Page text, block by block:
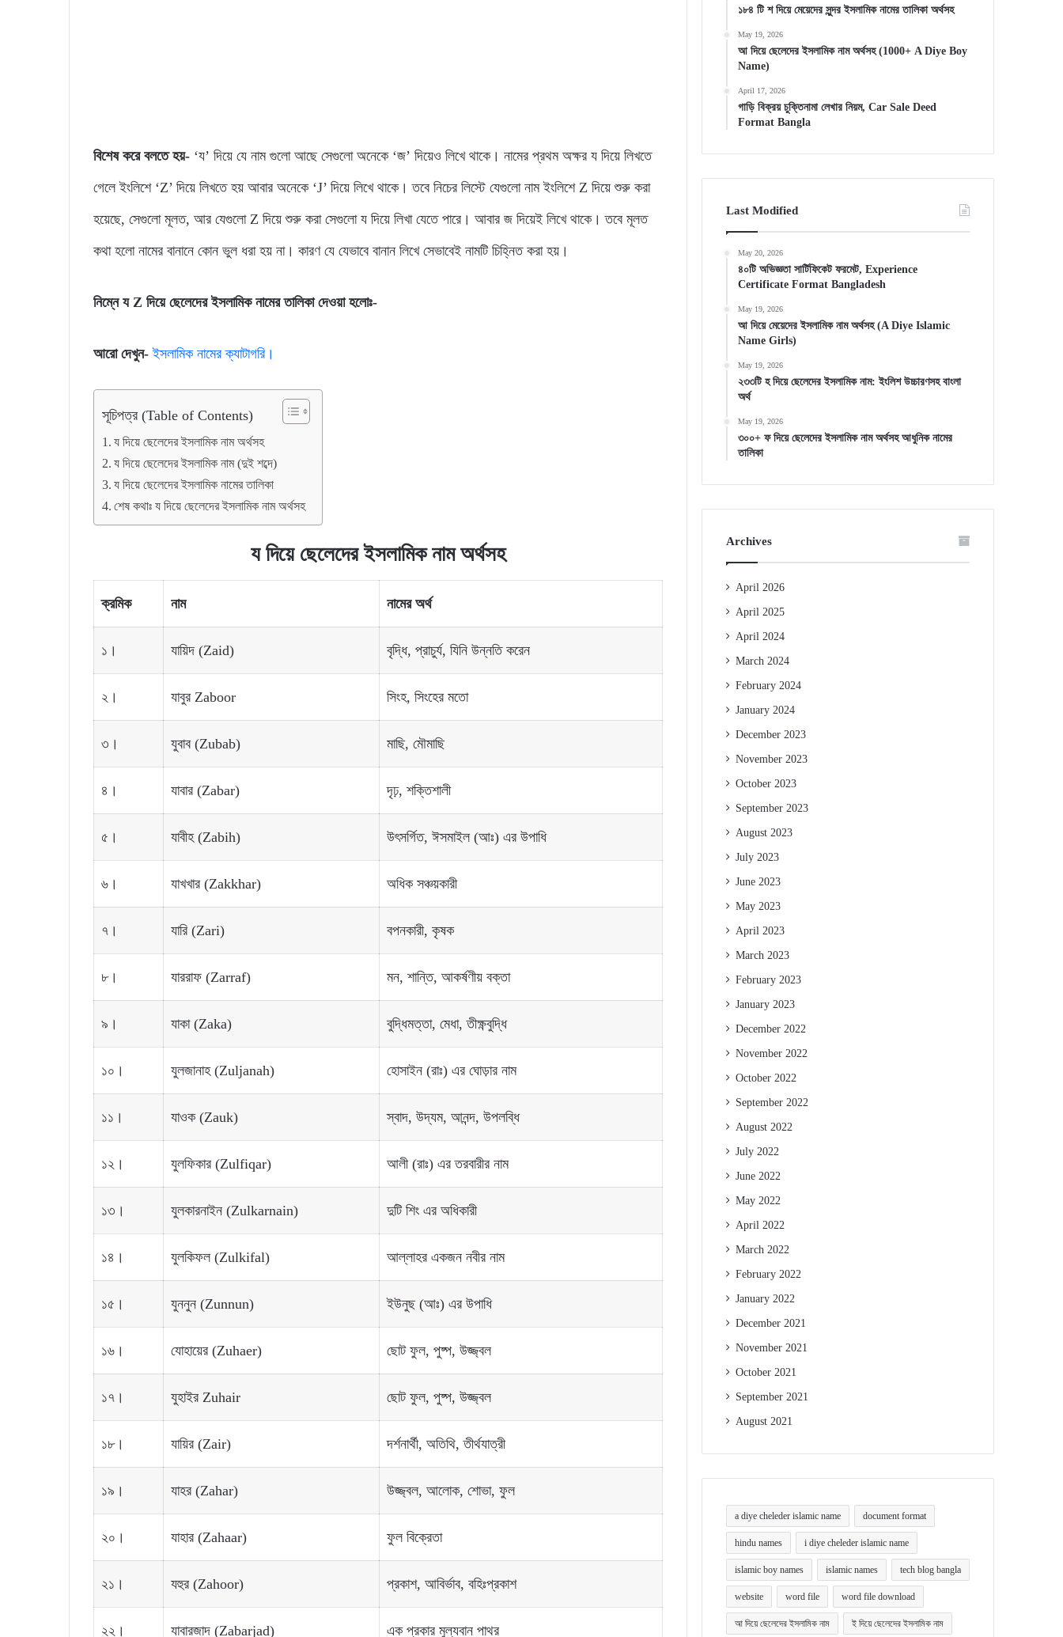
বিশেষ করে বলতে হয়- ‘য’ দিয়ে যে নাম গুলো আছে সেগুলো অনেকে ‘জ’ দিয়েও লিখে থাকে। নামের প্রথম অক্ষর য দিয়ে লিখতে
গেলে ইংলিশে ‘Z’ দিয়ে লিখতে হয় আবার অনেকে ‘J’ দিয়ে লিখে থাকে। তবে নিচের লিস্টে যেগুলো নাম ইংলিশে Z দিয়ে শুরু করা
হয়েছে, সেগুলো মূলত, আর যেগুলো Z দিয়ে শুরু করা সেগুলো য দিয়ে লিখা যেতে পারে। আবার জ দিয়েই লিখে থাকে। তবে মূলত
কথা হলো নামের বানানে কোন ভুল ধরা হয় না। কারণ যে যেভাবে বানান লিখে সেভাবেই নামটি চিহ্নিত করা হয়।
নিম্নে য Z দিয়ে ছেলেদের ইসলামিক নামের তালিকা দেওয়া হলোঃ-
আরো দেখুন- ইসলামিক নামের ক্যাটাগরি।
সূচিপত্র (Table of Contents)
য দিয়ে ছেলেদের ইসলামিক নাম অর্থসহ
য দিয়ে ছেলেদের ইসলামিক নাম (দুই শব্দে)
য দিয়ে ছেলেদের ইসলামিক নামের তালিকা
শেষ কথাঃ য দিয়ে ছেলেদের ইসলামিক নাম অর্থসহ
য দিয়ে ছেলেদের ইসলামিক নাম অর্থসহ
ক্রমিক নাম নামের অর্থ
১। যায়িদ (Zaid) বৃদ্ধি, প্রাচুর্য, যিনি উন্নতি করেন
২। যাবুর Zaboor সিংহ, সিংহের মতো
৩। যুবাব (Zubab) মাছি, মৌমাছি
৪। যাবার (Zabar) দৃঢ়, শক্তিশালী
৫। যাবীহ (Zabih) উৎসর্গিত, ঈসমাইল (আঃ) এর উপাধি
৬। যাখখার (Zakkhar) অধিক সঞ্চয়কারী
৭। যারি (Zari) বপনকারী, কৃষক
৮। যাররাফ (Zarraf) মন, শান্তি, আকর্ষণীয় বক্তা
৯। যাকা (Zaka) বুদ্ধিমত্তা, মেধা, তীক্ষ্ণবুদ্ধি
১০। যুলজানাহ (Zuljanah) হোসাইন (রাঃ) এর ঘোড়ার নাম
১১। যাওক (Zauk) স্বাদ, উদ্যম, আনন্দ, উপলব্ধি
১২। যুলফিকার (Zulfiqar) আলী (রাঃ) এর তরবারীর নাম
১৩। যুলকারনাইন (Zulkarnain) দুটি শিং এর অধিকারী
১৪। যুলকিফল (Zulkifal) আল্লাহর একজন নবীর নাম
১৫। যুননুন (Zunnun) ইউনুছ (আঃ) এর উপাধি
১৬। যোহায়ের (Zuhaer) ছোট ফুল, পুষ্প, উজ্জ্বল
১৭। যুহাইর Zuhair ছোট ফুল, পুষ্প, উজ্জ্বল
১৮। যায়ির (Zair) দর্শনার্থী, অতিথি, তীর্থযাত্রী
১৯। যাহর (Zahar) উজ্জ্বল, আলোক, শোভা, ফুল
২০। যাহার (Zahaar) ফুল বিক্রেতা
২১। যহুর (Zahoor) প্রকাশ, আবির্ভাব, বহিঃপ্রকাশ
২২। যাবারজাদ (Zabarjad) এক প্রকার মুল্যবান পাথর
১৮৪ টি শ দিয়ে মেয়েদের সুন্দর ইসলামিক নামের তালিকা অর্থসহ
May 19, 2026
আ দিয়ে ছেলেদের ইসলামিক নাম অর্থসহ (1000+ A Diye Boy
Name)
April 17, 2026
গাড়ি বিক্রয় চুক্তিনামা লেখার নিয়ম, Car Sale Deed
Format Bangla
Last Modified
May 20, 2026
৪০টি অভিজ্ঞতা সার্টিফিকেট ফরমেট, Experience
Certificate Format Bangladesh
May 19, 2026
আ দিয়ে মেয়েদের ইসলামিক নাম অর্থসহ (A Diye Islamic
Name Girls)
May 19, 2026
২৩৩টি হ দিয়ে ছেলেদের ইসলামিক নাম: ইংলিশ উচ্চারণসহ বাংলা
অর্থ
May 19, 2026
৩০০+ ফ দিয়ে ছেলেদের ইসলামিক নাম অর্থসহ আধুনিক নামের
তালিকা
Archives
April 2026
April 2025
April 2024
March 2024
February 2024
January 2024
December 2023
November 2023
October 2023
September 2023
August 2023
July 2023
June 2023
May 2023
April 2023
March 2023
February 2023
January 2023
December 2022
November 2022
October 2022
September 2022
August 2022
July 2022
June 2022
May 2022
April 2022
March 2022
February 2022
January 2022
December 2021
November 2021
October 2021
September 2021
August 2021
a diye cheleder islamic name document format
hindu names i diye cheleder islamic name
islamic boy names islamic names tech blog bangla
website word file word file download
আ দিয়ে ছেলেদের ইসলামিক নাম ই দিয়ে ছেলেদের ইসলামিক নাম